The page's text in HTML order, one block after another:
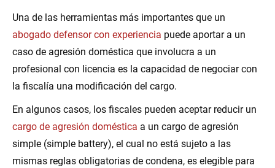
Una de las herramientas más importantes que un
abogado defensor con experiencia puede aportar a un
caso de agresión doméstica que involucra a un
profesional con licencia es la capacidad de negociar con
la fiscalía una modificación del cargo.
En algunos casos, los fiscales pueden aceptar reducir un
cargo de agresión doméstica a un cargo de agresión
simple (simple battery), el cual no está sujeto a las
mismas reglas obligatorias de condena, es elegible para